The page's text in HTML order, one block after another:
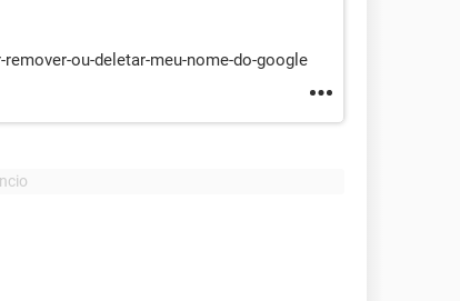
ou-deletar-meu-nome-do-google